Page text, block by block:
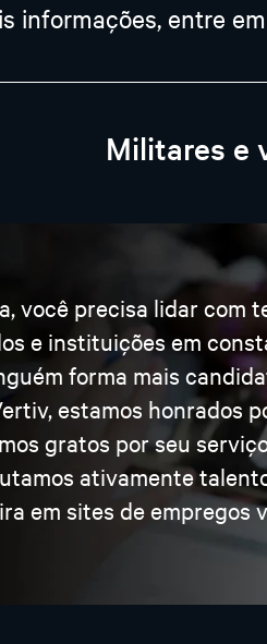
informações, entre
Militares e
você precisa lidar com
e instituições em
forma mais
estamos honrados
gratos por seu
ativamente
em sites de empregos